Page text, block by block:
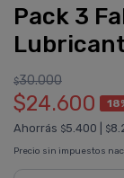
Pack 3
$30.000
$24.600
Ahorrás $5.400 $
Precio sin impuestos